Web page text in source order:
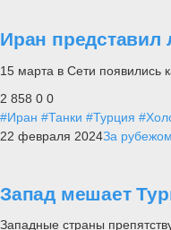
Иран представил
15 марта в Сети появились
2 858 0 0
#Иран #Танки #Турция
22 февраля 2024За рубежом
Запад мешает
Западные страны